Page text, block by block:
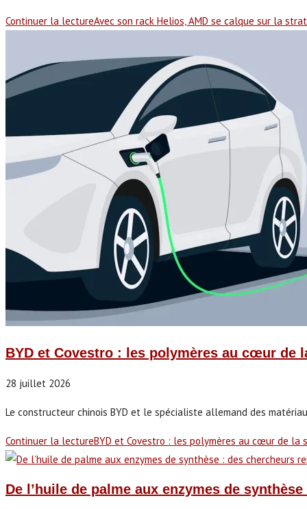
Continuer la lectureAvec son rack Helios, AMD se calque sur la
BYD et Covestro : les polymères au cœur de
28 juillet 2026
Le constructeur chinois BYD et le spécialiste allemand des
Continuer la lectureBYD et Covestro : les polymères au cœur de la
De l’huile de palme aux enzymes de